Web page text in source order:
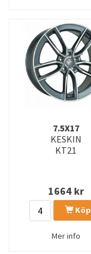
7.5X17
KESKIN
KT21
1664kr
Köp
Mer info